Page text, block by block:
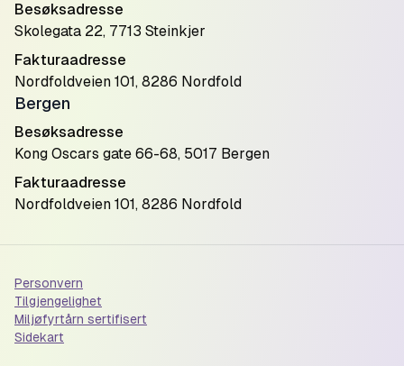
Besøksadresse
Skolegata 22, 7713 Steinkjer
Fakturaadresse
Nordfoldveien 101, 8286 Nordfold
Bergen
Besøksadresse
Kong Oscars gate 66-68, 5017 Bergen
Fakturaadresse
Nordfoldveien 101, 8286 Nordfold
Personvern
Tilgjengelighet
Miljøfyrtårn sertifisert
Sidekart